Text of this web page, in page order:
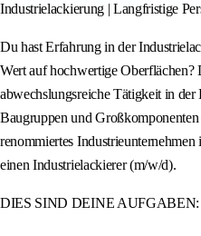
Industrielackierung | Langfristige
Du hast Erfahrung in der
Wert auf hochwertige Oberflächen?
abwechslungsreiche Tätigkeit in
Baugruppen und
renommiertes
einen Industrielackierer (m/w/d).
DIES SIND DEINE AUFGABEN: